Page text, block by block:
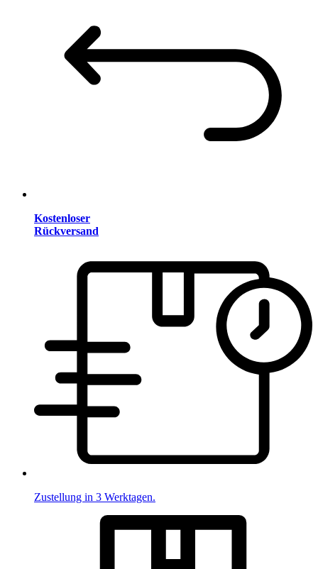
Kostenloser
Rückversand
Zustellung in 3 Werktagen.